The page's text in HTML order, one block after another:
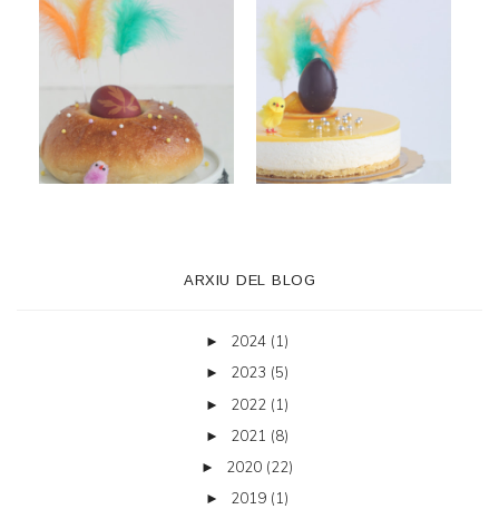
ARXIU DEL BLOG
► 2024 (1)
► 2023 (5)
► 2022 (1)
► 2021 (8)
► 2020 (22)
► 2019 (1)